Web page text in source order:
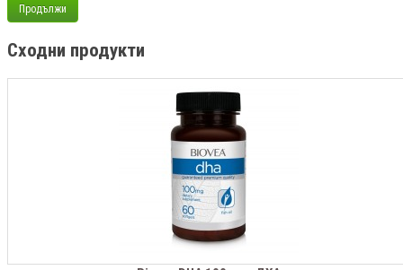
Продължи
Сходни продукти